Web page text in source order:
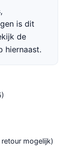
is dit
de
hiernaast.
mogelijk)